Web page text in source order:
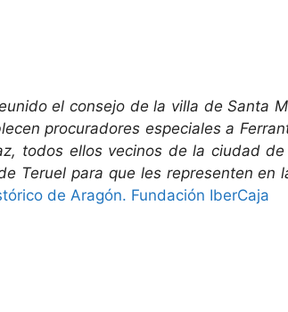
el consejo de la villa de Santa
procuradores especiales a
todos ellos vecinos de la ciudad
Teruel para que les representen en
de Aragón. Fundación IberCaja